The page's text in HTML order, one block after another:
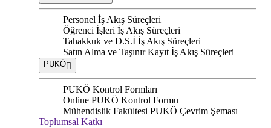
Personel İş Akış Süreçleri
Öğrenci İşleri İş Akış Süreçleri
Tahakkuk ve D.S.İ İş Akış Süreçleri
Satın Alma ve Taşınır Kayıt İş Akış Süreçleri
PUKÖ
PUKÖ Kontrol Formları
Online PUKÖ Kontrol Formu
Mühendislik Fakültesi PUKÖ Çevrim Şeması
Toplumsal Katkı